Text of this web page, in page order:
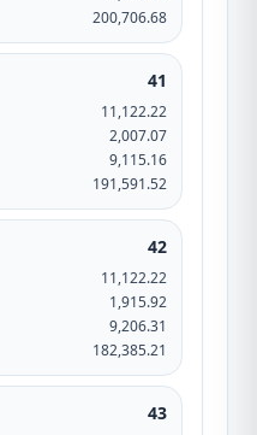
200,706.68
41
11,122.22
2,007.07
9,115.16
191,591.52
42
11,122.22
1,915.92
9,206.31
182,385.21
43